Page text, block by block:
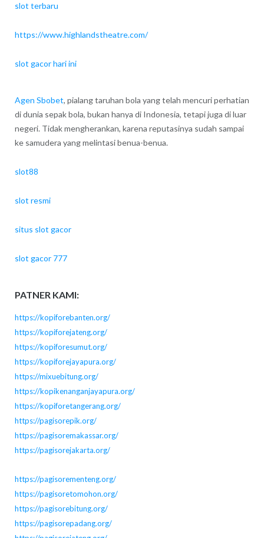
slot terbaru
https://www.highlandstheatre.com/
slot gacor hari ini
Agen Sbobet, pialang taruhan bola yang telah mencuri perhatian
di dunia sepak bola, bukan hanya di Indonesia, tetapi juga di luar
negeri. Tidak mengherankan, karena reputasinya sudah sampai
ke samudera yang melintasi benua-benua.
slot88
slot resmi
situs slot gacor
slot gacor 777
PATNER KAMI:
https://kopiforebanten.org/
https://kopiforejateng.org/
https://kopiforesumut.org/
https://kopiforejayapura.org/
https://mixuebitung.org/
https://kopikenanganjayapura.org/
https://kopiforetangerang.org/
https://pagisorepik.org/
https://pagisoremakassar.org/
https://pagisorejakarta.org/
https://pagisorementeng.org/
https://pagisoretomohon.org/
https://pagisorebitung.org/
https://pagisorepadang.org/